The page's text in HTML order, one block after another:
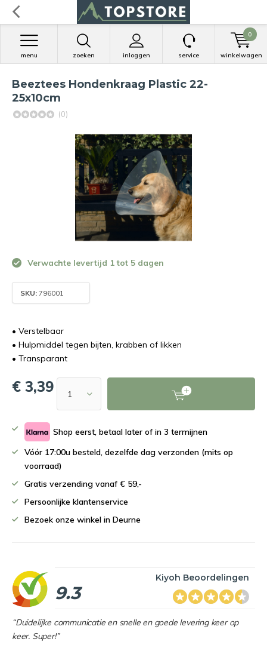
zoeken inloggen
menu service winkelwagen
0
Beeztees Hondenkraag Plastic 22-
25x10cm
(0)
Verwachte levertijd 1 tot 5 dagen
SKU: 796001
• Verstelbaar
• Hulpmiddel tegen bijten, krabben of likken
• Transparant
€ 3,39
Shop eerst, betaal later of in 3 termijnen
Vóór 17:00u besteld, dezelfde dag verzonden (mits op
voorraad)
Gratis verzending vanaf € 59,-
Persoonlijke klantenservice
Bezoek onze winkel in Deurne
9.3
Kiyoh Beoordelingen
“Duidelijke communicatie en snelle en goede levering keer op
keer. Super!”